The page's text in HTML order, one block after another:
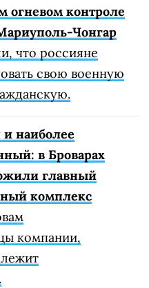
огневом контроле
Чонгар
что россияне
свою военную
наиболее
в Броварах
главный
комплекс
компании,